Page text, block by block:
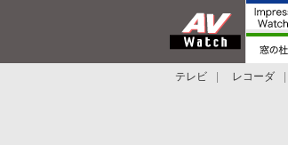
テレビ レコーダ